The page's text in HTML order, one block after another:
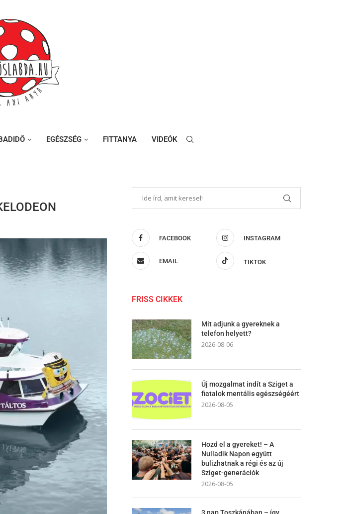
EGÉSZSÉG FITTANYA VIDEÓK
FACEBOOK INSTAGRAM
EMAIL TIKTOK
FRISS CIKKEK
Mit adjunk a gyereknek a
telefon helyett?
2026-08-06
Új mozgalmat indít a Sziget a
fiatalok mentális egészségéért
2026-08-05
Hozd el a gyereket! – A
Nulladik Napon együtt
bulizhatnak a régi és az új
Sziget-generációk
2026-08-05